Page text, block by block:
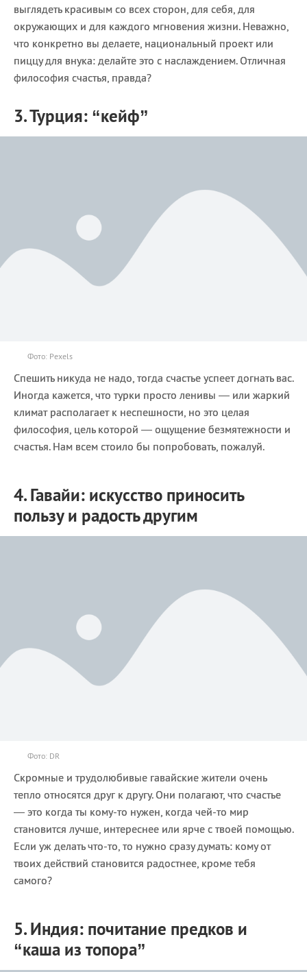
выглядеть красивым со всех сторон, для себя, для
окружающих и для каждого мгновения жизни. Неважно,
что конкретно вы делаете, национальный проект или
пиццу для внука: делайте это с наслаждением. Отличная
философия счастья, правда?
3. Турция: “кейф”
Фото: Pexels
Спешить никуда не надо, тогда счастье успеет догнать вас.
Иногда кажется, что турки просто ленивы — или жаркий
климат располагает к неспешности, но это целая
философия, цель которой — ощущение безмятежности и
счастья. Нам всем стоило бы попробовать, пожалуй.
4. Гавайи: искусство приносить
пользу и радость другим
Фото: DR
Скромные и трудолюбивые гавайские жители очень
тепло относятся друг к другу. Они полагают, что счастье
— это когда ты кому-то нужен, когда чей-то мир
становится лучше, интереснее или ярче с твоей помощью.
Если уж делать что-то, то нужно сразу думать: кому от
твоих действий становится радостнее, кроме тебя
самого?
5. Индия: почитание предков и
“каша из топора”